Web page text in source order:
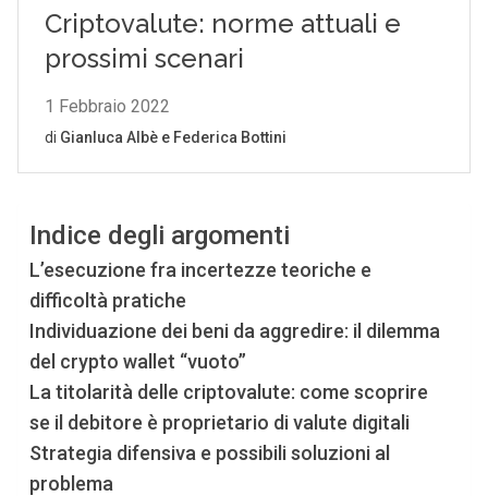
Indice degli argomenti
L’esecuzione fra incertezze teoriche e
difficoltà pratiche
Individuazione dei beni da aggredire: il dilemma
del crypto wallet “vuoto”
La titolarità delle criptovalute: come scoprire
se il debitore è proprietario di valute digitali
Strategia difensiva e possibili soluzioni al
problema